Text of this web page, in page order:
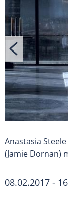
Anastasia
(Jamie Dornan)
08.02.2017 -